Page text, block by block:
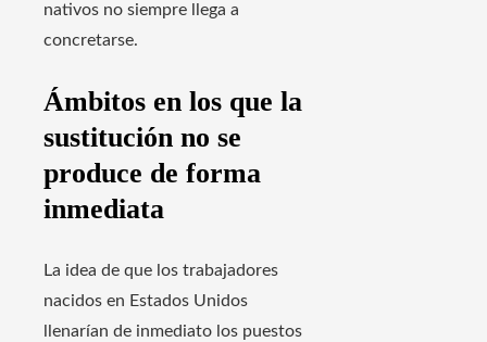
nativos no siempre llega a
concretarse.
Ámbitos en los que la
sustitución no se
produce de forma
inmediata
La idea de que los trabajadores
nacidos en Estados Unidos
llenarían de inmediato los puestos